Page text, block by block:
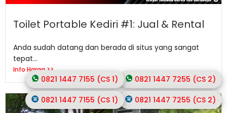
Toilet Portable Kediri #1: Jual & Rental
Anda sudah datang dan berada di situs yang sangat
tepat...
Info Harga >>
0821 1447 7255 (CS 2)
0821 1447 7155 (CS 1)
0821 1447 7255 (CS 2)
0821 1447 7155 (CS 1)